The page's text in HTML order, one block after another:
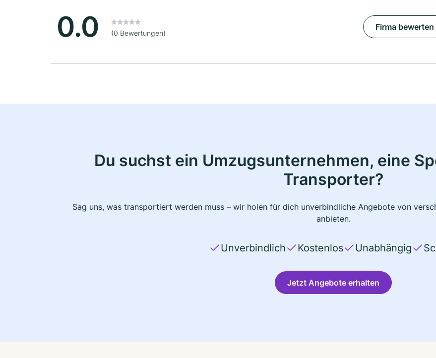
0.0 (0 Bewertungen)
Firma bewerten
Du suchst ein Umzugsunternehmen, eine
Transporter?
Sag uns, was transportiert werden muss – wir holen für dich unverbindliche Angebote von
anbieten.
Unverbindlich Kostenlos Unabhängig
Jetzt Angebote erhalten